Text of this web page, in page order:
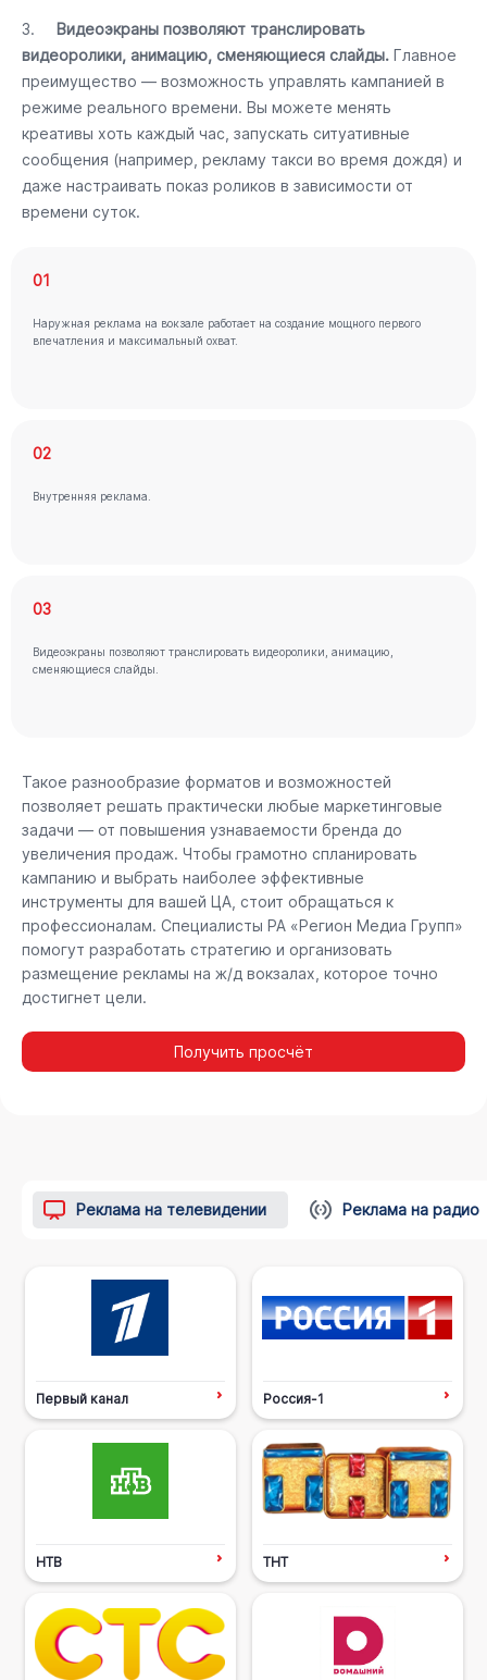
3. Видеоэкраны позволяют транслировать
видеоролики, анимацию, сменяющиеся слайды. Главное
преимущество — возможность управлять кампанией в
режиме реального времени. Вы можете менять
креативы хоть каждый час, запускать ситуативные
сообщения (например, рекламу такси во время дождя) и
даже настраивать показ роликов в зависимости от
времени суток.
01
Наружная реклама на вокзале работает на создание мощного первого
впечатления и максимальный охват.
02
Внутренняя реклама.
03
Видеоэкраны позволяют транслировать видеоролики, анимацию,
сменяющиеся слайды.
Такое разнообразие форматов и возможностей
позволяет решать практически любые маркетинговые
задачи — от повышения узнаваемости бренда до
увеличения продаж. Чтобы грамотно спланировать
кампанию и выбрать наиболее эффективные
инструменты для вашей ЦА, стоит обращаться к
профессионалам. Специалисты РА «Регион Медиа Групп»
помогут разработать стратегию и организовать
размещение рекламы на ж/д вокзалах, которое точно
достигнет цели.
Получить просчёт
Реклама на телевидении Реклама на радио
Первый канал Россия-1
НТВ ТНТ